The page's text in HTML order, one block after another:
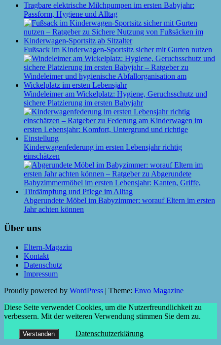
Tragbare elektrische Milchpumpen im ersten Babyjahr:
Passform, Hygiene und Alltag
Fußsack im Kinderwagen-Sportsitz sicher mit Gurten nutzen
Windeleimer am Wickelplatz: Hygiene, Geruchsschutz und
sichere Platzierung im ersten Babyjahr
Kinderwagenfederung im ersten Lebensjahr richtig
einschätzen
Abgerundete Möbel im Babyzimmer: worauf Eltern im ersten
Jahr achten können
Über uns
Eltern-Magazin
Kontakt
Datenschutz
Impressum
Proudly powered by WordPress | Theme: Envo Magazine
Diese Seite verwendet Cookies, um die Nutzerfreundlichkeit zu
verbessern. Mit der weiteren Verwendung stimmen Sie dem zu.
Verstanden Datenschutzerklärung